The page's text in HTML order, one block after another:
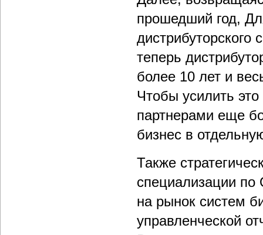
прошедший год,
теперь
более 10 лет и
Чтобы усилить
партнерами еще
бизнес в
Также
специализации
на рынок систем
управленческой